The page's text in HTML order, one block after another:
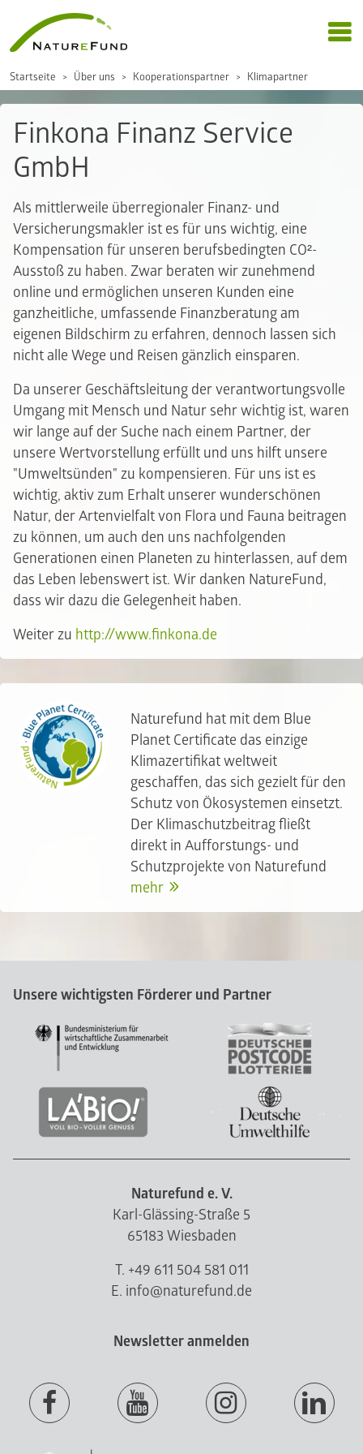
Startseite Über uns Kooperationspartner Klimapartner
Finkona Finanz Service
GmbH
Als mittlerweile überregionaler Finanz- und
Versicherungsmakler ist es für uns wichtig, eine
Kompensation für unseren berufsbedingten CO²-
Ausstoß zu haben. Zwar beraten wir zunehmend
online und ermöglichen unseren Kunden eine
ganzheitliche, umfassende Finanzberatung am
eigenen Bildschirm zu erfahren, dennoch lassen sich
nicht alle Wege und Reisen gänzlich einsparen.
Da unserer Geschäftsleitung der verantwortungsvolle
Umgang mit Mensch und Natur sehr wichtig ist, waren
wir lange auf der Suche nach einem Partner, der
unsere Wertvorstellung erfüllt und uns hilft unsere
"Umweltsünden" zu kompensieren. Für uns ist es
wichtig, aktiv zum Erhalt unserer wunderschönen
Natur, der Artenvielfalt von Flora und Fauna beitragen
zu können, um auch den uns nachfolgenden
Generationen einen Planeten zu hinterlassen, auf dem
das Leben lebenswert ist. Wir danken NatureFund,
dass wir dazu die Gelegenheit haben.
Weiter zu http://www.finkona.de
Naturefund hat mit dem Blue
Planet Certificate das einzige
Klimazertifikat weltweit
geschaffen, das sich gezielt für den
Schutz von Ökosystemen einsetzt.
Der Klimaschutzbeitrag fließt
direkt in Aufforstungs- und
Schutzprojekte von Naturefund
mehr
Unsere wichtigsten Förderer und Partner
Naturefund e. V.
Karl-Glässing-Straße 5
65183 Wiesbaden
T. +49 611 504 581 011
E. info@naturefund.de
Newsletter anmelden